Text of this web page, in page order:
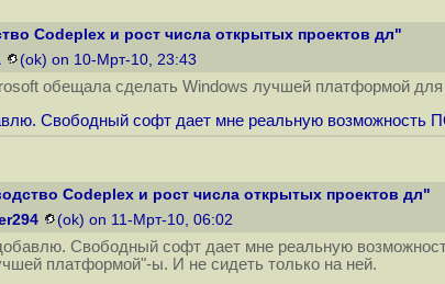
Codeplex и рост числа открытых проектов дл"
(ok) on 10-Мрт-10, 23:43
обещала сделать Windows лучшей платформой для
Свободный софт дает мне реальную возможность
Codeplex и рост числа открытых проектов дл"
(ok) on 11-Мрт-10, 06:02
Свободный софт дает мне реальную
платформой"-ы. И не сидеть только на ней.